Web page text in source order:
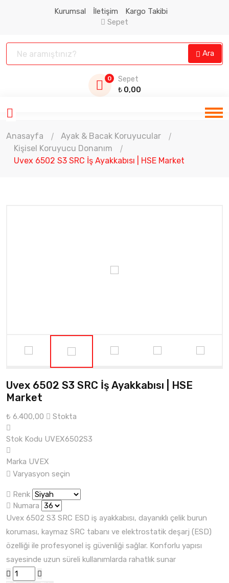
Kurumsal İletişim
Kargo Takibi
Sepet
Ara
0
Sepet
₺ 0,00
Anasayfa
Ayak & Bacak Koruyucular
Kişisel Koruyucu Donanım
Uvex 6502 S3 SRC İş Ayakkabısı | HSE Market
Uvex 6502 S3 SRC İş Ayakkabısı | HSE
Market
₺ 6.400,00 Stokta
Stok Kodu UVEX6502S3
Marka UVEX
Varyasyon seçin
Renk
Numara
Uvex 6502 S3 SRC ESD iş ayakkabısı, dayanıklı çelik burun
koruması, kaymaz SRC tabanı ve elektrostatik deşarj (ESD)
özelliği ile profesyonel iş güvenliği sağlar. Konforlu yapısı
sayesinde uzun süreli kullanımlarda rahatlık sunar